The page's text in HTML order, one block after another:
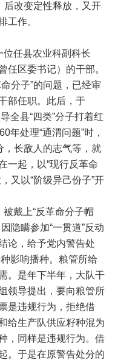
后改变定性释放，又开
工作。
任县农业科副科长
任区委书记）的干部。
分子”的问题，已经审
部任职。此后，于
全县“四类”分子打着红
年处理“通渭问题”时，
，长敌人的志气等，就
一起，以“现行反革命
又以“阶级异己份子”开
戴上“反革命分子帽
隐瞒参加“一贯道”反动
论，给予党内警告处
影响播种。粮管所给
。是年下半年，大队干
领导提出，要向粮管所
是违规行为，拒绝借
给生产队供应籽种混为
，同样是违规行为。借
。于是在原警告处分的